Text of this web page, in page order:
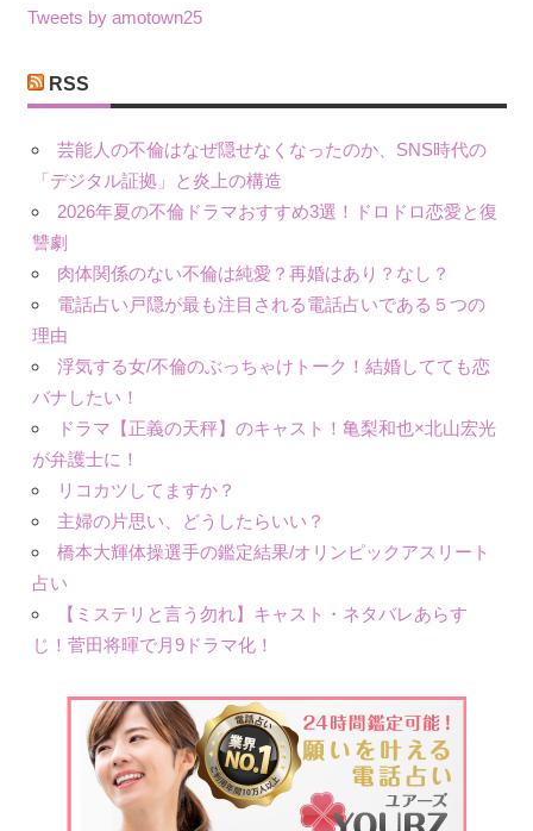
ゴ
ー
Tweets by amotown25
RSS
芸能人の不倫はなぜ隠せなくなったのか、SNS時代の
「デジタル証拠」と炎上の構造
2026年夏の不倫ドラマおすすめ3選！ドロドロ恋愛と復
讐劇
肉体関係のない不倫は純愛？再婚はあり？なし？
電話占い戸隠が最も注目される電話占いである５つの
理由
浮気する女/不倫のぶっちゃけトーク！結婚してても恋
バナしたい！
ドラマ【正義の天秤】のキャスト！亀梨和也×北山宏光
が弁護士に！
リコカツしてますか？
主婦の片思い、どうしたらいい？
橋本大輝体操選手の鑑定結果/オリンピックアスリート
占い
【ミステリと言う勿れ】キャスト・ネタバレあらす
じ！菅田将暉で月9ドラマ化！